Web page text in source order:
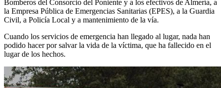
Bomberos del Consorcio del Poniente y a los efectivos de Almería, a
la Empresa Pública de Emergencias Sanitarias (EPES), a la Guardia
Civil, a Policía Local y a mantenimiento de la vía.
Cuando los servicios de emergencia han llegado al lugar, nada han
podido hacer por salvar la vida de la víctima, que ha fallecido en el
lugar de los hechos.